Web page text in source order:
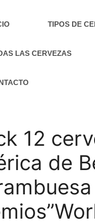
TIPOS DE
LAS CERVEZAS
12
de